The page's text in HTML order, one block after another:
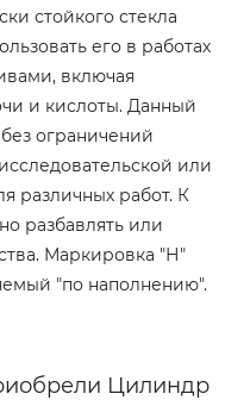
стойкого стекла
его в работах
включая
и кислоты. Данный
ограничений
или
различных работ. К
разбавлять или
Маркировка "Н"
"по наполнению".
Цилиндр